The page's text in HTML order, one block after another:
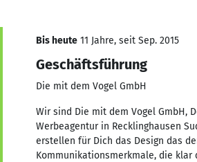
Bis heute 11 Jahre, seit Sep. 2015
Geschäftsführung
Die mit dem Vogel GmbH
Wir sind Die mit dem Vogel GmbH,
Werbeagentur in Recklinghausen
erstellen für Dich das Design das
Kommunikationsmerkmale, die klar